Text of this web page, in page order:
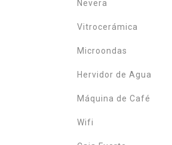
Nevera
Vitrocerámica
Microondas
Hervidor de Agua
Máquina de Café
Wifi